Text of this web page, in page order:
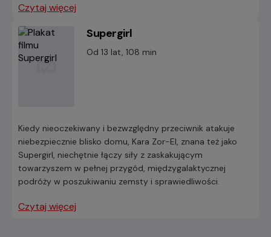
Czytaj więcej
Supergirl
Od 13 lat, 108 min
Kiedy nieoczekiwany i bezwzględny przeciwnik atakuje
niebezpiecznie blisko domu, Kara Zor-El, znana też jako
Supergirl, niechętnie łączy siły z zaskakującym
towarzyszem w pełnej przygód, międzygalaktycznej
podróży w poszukiwaniu zemsty i sprawiedliwości.
Czytaj więcej